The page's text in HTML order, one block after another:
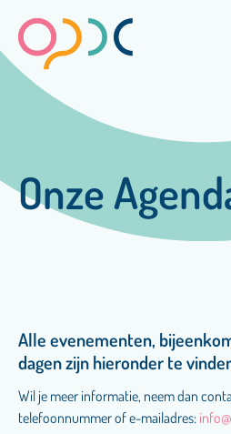
Onze
Alle evenementen,
dagen zijn hieronder te
Wil je meer informatie, neem dan
telefoonnummer of e-mailadres: